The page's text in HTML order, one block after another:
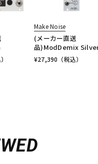
Make Noise
(メーカー直送
品)ModDemix
¥27,390 （税込）